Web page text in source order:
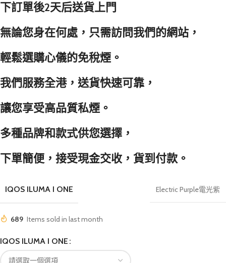
下訂單後2天后送貨上門
無論您身在何處，只需訪問我們的網站，
輕鬆選購心儀的免稅煙。
我們服務全港，送貨快速可靠，
讓您享受高品質私煙。
多種品牌和款式供您選擇，
下單簡便，接受現金交收，貨到付款。
IQOS ILUMA I ONE Electric Purple電光紫
689 Items sold in last month
IQOS ILUMA I ONE